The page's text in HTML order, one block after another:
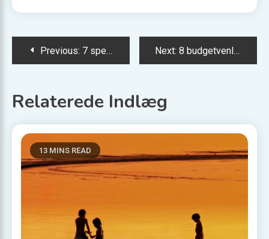
Indlægsnavigation
Previous: 7 spektakulære vandreruter på Færøerne Next: 8 budgetvenlige dykkersteder i Filippinerne
Relaterede Indlæg
13 MINS READ